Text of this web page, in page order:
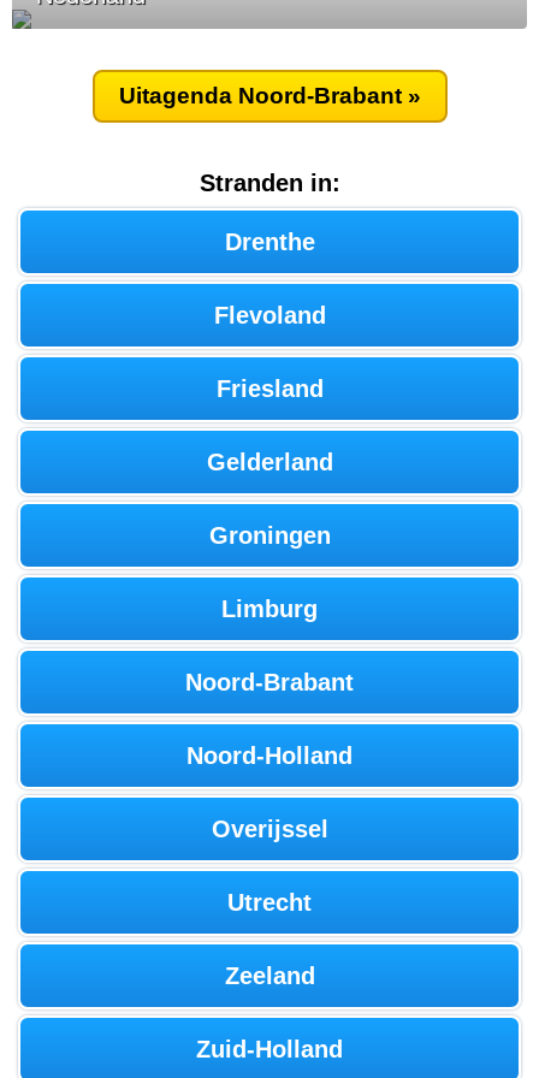
Uitagenda Noord-Brabant »
Stranden in:
Drenthe
Flevoland
Friesland
Gelderland
Groningen
Limburg
Noord-Brabant
Noord-Holland
Overijssel
Utrecht
Zeeland
Zuid-Holland